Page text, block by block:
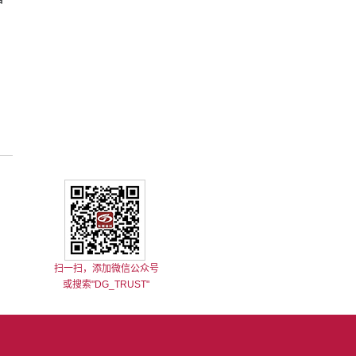
扫一扫，添加微信公众号
或搜索"DG_TRUST"